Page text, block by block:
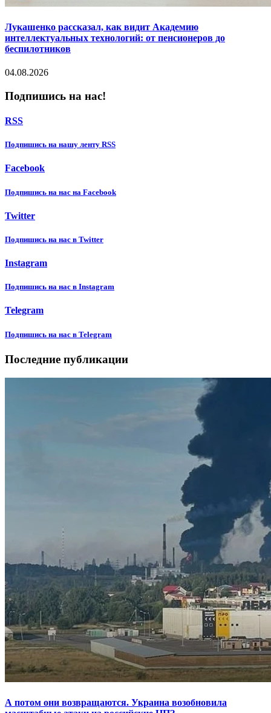
Лукашенко рассказал, как видит Академию
интеллектуальных технологий: от пенсионеров до
беспилотников
04.08.2026
Подпишись на нас!
RSS
Подпишиcь на нашу ленту RSS
Facebook
Подпишиcь на нас на Facebook
Twitter
Подпишиcь на нас в Twitter
Instagram
Подпишиcь на нас в Instagram
Telegram
Подпишиcь на нас в Telegram
Последние публикации
А потом они возвращаются. Украина возобновила